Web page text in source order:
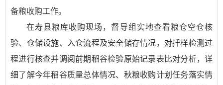
备粮收购工作。
在寿县粮库收购现场，督导组实地查看粮仓空仓核
验、仓储设施、入仓流程及安全储存情况，对扦样检测过
程进行核查并调阅前期稻谷检验原始记录表比对分析，详
细了解今年稻谷质量总体情况、秋粮收购计划任务落实情